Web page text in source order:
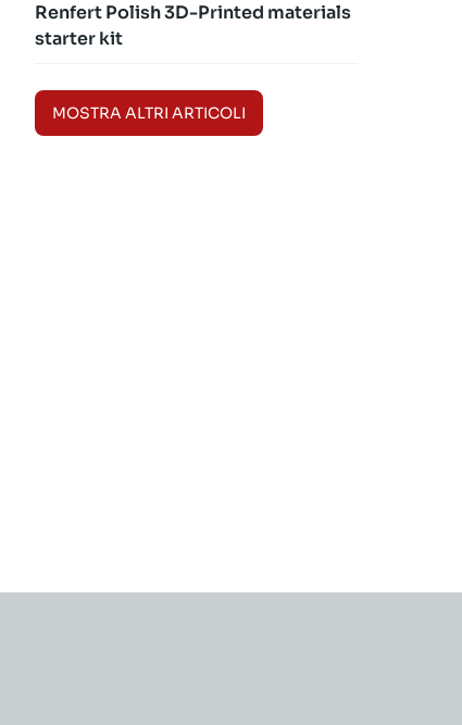
Renfert Polish 3D-Printed materials
starter kit
MOSTRA ALTRI ARTICOLI